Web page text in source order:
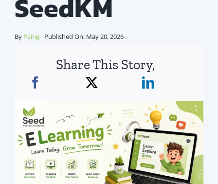
By Paing Published On: May 20, 2026
Share This Story,